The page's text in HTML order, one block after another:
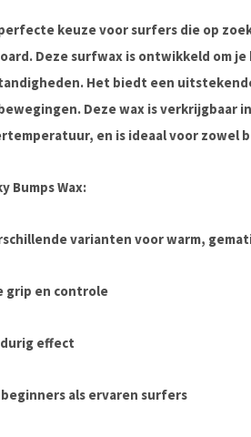
keuze voor surfers die op
Deze surfwax is ontwikkeld om
Het biedt een
Deze wax is verkrijgbaar
en is ideaal voor zowel
Bumps Wax:
varianten voor warm,
grip en controle
effect
als ervaren surfers